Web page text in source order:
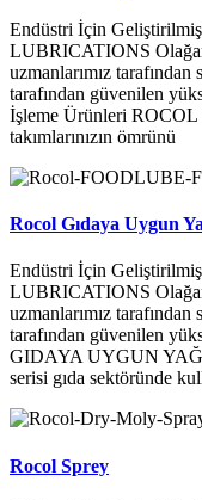
Endüstri İçin
LUBRICATIONS
uzmanlarımız
tarafından güvenilen
İşleme Ürünleri ROCOL
takımlarınızın ömrünü
Rocol Gıdaya Uygun
Endüstri İçin
LUBRICATIONS
uzmanlarımız
tarafından güvenilen
GIDAYA UYGUN
serisi gıda sektöründe
Rocol Sprey